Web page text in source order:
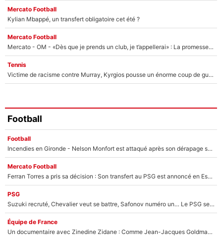
Mercato Football
Kylian Mbappé, un transfert obligatoire cet été ?
Mercato Football
Mercato - OM - «Dès que je prends un club, je t’appellerai» : La promesse de Marcelino au moment de claquer la porte
Tennis
Victime de racisme contre Murray, Kyrgios pousse un énorme coup de gueule !
Football
Football
Incendies en Gironde - Nelson Monfort est attaqué après son dérapage sur CNews : «Et lui, il prend combien pour parler dans un studio climatisé?»
Mercato Football
Ferran Torres a pris sa décision : Son transfert au PSG est annoncé en Espagne !
PSG
Suzuki recruté, Chevalier veut se battre, Safonov numéro un… Le PSG se lance encore dans un gros chantier pour le poste de gardien de but
Équipe de France
Un documentaire avec Zinedine Zidane : Comme Jean-Jacques Goldman et Mylène Farmer, le nouveau sélectionneur de l'équipe de France a recalé une journaliste très connue